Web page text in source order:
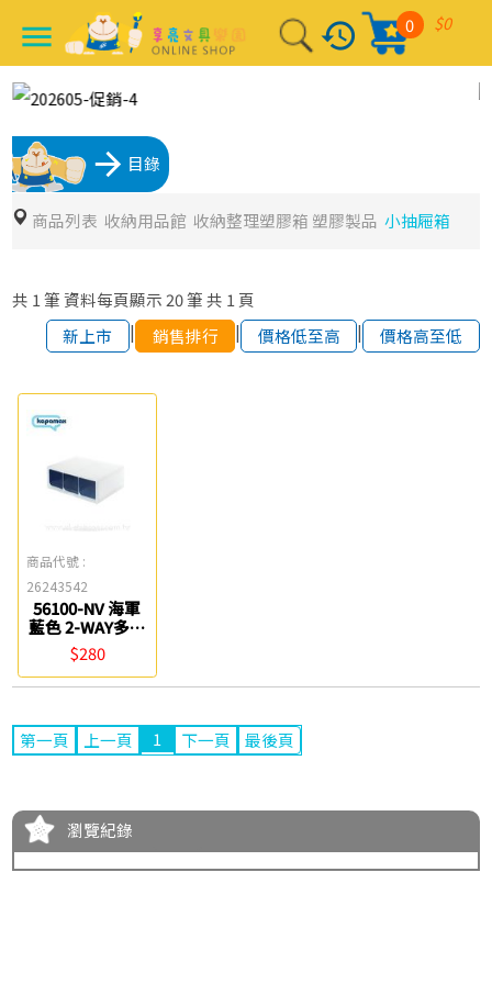
menu history $0
0
arrow_forward 目錄
商品列表 收納用品館 收納整理塑膠箱 塑膠製品 小抽屜箱
共 1 筆 資料每頁顯示 20筆 共 1 頁
新上市
| 銷售排行 | 價格低至高 | 價格高至低
商品代號 :
26243542
56100-NV 海軍
藍色 2-WAY多功
能三層收納盒
KAPAMAX
$280
第一頁 上一頁 1 下一頁 最後頁
瀏覽紀錄